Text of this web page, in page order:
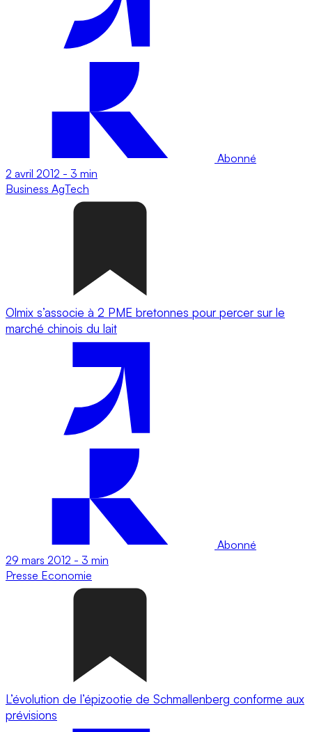
Abonné
2 avril 2012 - 3 min
Business AgTech
Olmix s’associe à 2 PME bretonnes pour percer sur le
marché chinois du lait
Abonné
29 mars 2012 - 3 min
Presse Economie
L’évolution de l’épizootie de Schmallenberg conforme aux
prévisions